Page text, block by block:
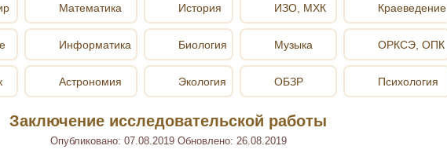
Математика
Информатика
Астрономия
История
Биология
Экология
ИЗО, МХК
Музыка
ОБЗР
Краеведение
ОРКСЭ, ОПК
Психология
Заключение исследовательской работы
Опубликовано: 07.08.2019 Обновлено: 26.08.2019